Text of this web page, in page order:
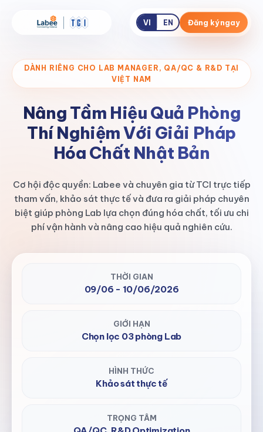
VI EN Đăng ký ngay
DÀNH RIÊNG CHO LAB MANAGER, QA/QC & R&D TẠI
VIỆT NAM
Nâng Tầm Hiệu Quả Phòng
Thí Nghiệm Với Giải Pháp
Hóa Chất Nhật Bản
Cơ hội độc quyền: Labee và chuyên gia từ TCI trực tiếp
tham vấn, khảo sát thực tế và đưa ra giải pháp chuyên
biệt giúp phòng Lab lựa chọn đúng hóa chất, tối ưu chi
phí vận hành và nâng cao hiệu quả nghiên cứu.
THỜI GIAN
09/06 - 10/06/2026
GIỚI HẠN
Chọn lọc 03 phòng Lab
HÌNH THỨC
Khảo sát thực tế
TRỌNG TÂM